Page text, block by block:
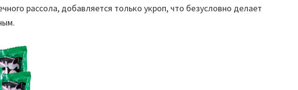
рассола, добавляется только укроп, что безусловно делает